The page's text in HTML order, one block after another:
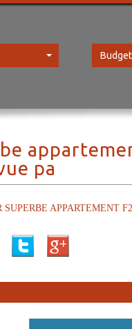
Budget
pa
APPARTEMENT